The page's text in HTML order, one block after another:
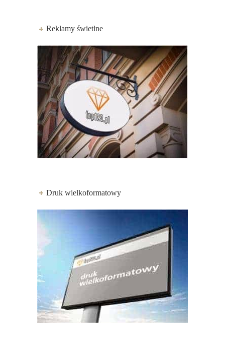
Reklamy świetlne
Druk wielkoformatowy